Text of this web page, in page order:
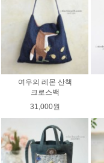
여우의 레몬 산책
크로스백
31,000원